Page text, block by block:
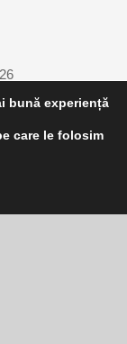
bună experiență
care le folosim